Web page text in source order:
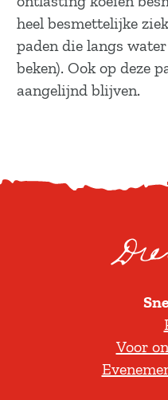
heel besmettelijke
paden die langs
beken). Ook op deze
aangelijnd blijven.
Voor